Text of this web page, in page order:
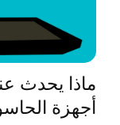
ماذا يحدث
أجهزة